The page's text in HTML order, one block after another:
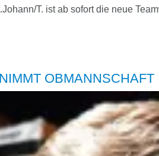
T. ist ab sofort die neue
OBMANNSCHAFT